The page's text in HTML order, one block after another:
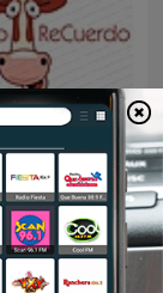
ReCuerdo